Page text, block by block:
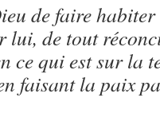
de faire
lui, de tout
ce qui est sur la
faisant la paix